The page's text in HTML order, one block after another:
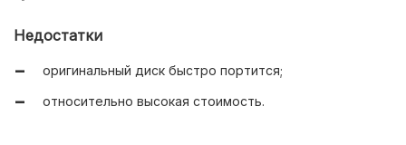
Недостатки
оригинальный диск быстро портится;
относительно высокая стоимость.